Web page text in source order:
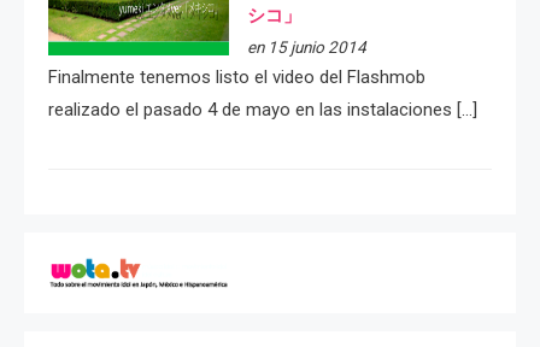
シコ」
en 15 junio 2014
Finalmente tenemos listo el video del Flashmob
realizado el pasado 4 de mayo en las instalaciones […]